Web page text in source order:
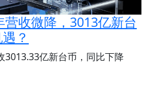
收微降，3013亿新台
？
3013.33亿新台币，同比下降